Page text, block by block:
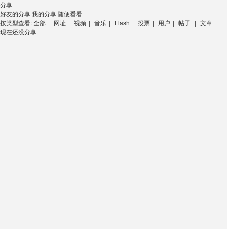
分享
好友的分享我的分享随便看看
按类型查看:全部 | 网址 | 视频 | 音乐 | Flash | 投票 | 用户 | 帖子 | 文章
现在还没分享